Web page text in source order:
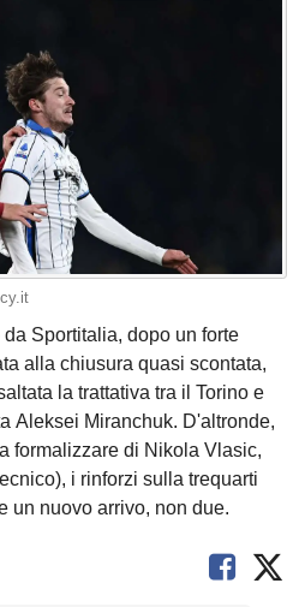
Sportitalia, dopo un forte
alla chiusura quasi scontata,
la trattativa tra il Torino e
Aleksei Miranchuk. D'altronde,
formalizzare di Nikola Vlasic,
i rinforzi sulla trequarti
un nuovo arrivo, non due.